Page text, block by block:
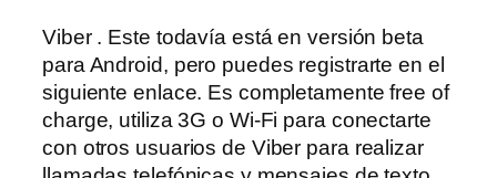
Viber . Este todavía está en versión beta
para Android, pero puedes registrarte en el
siguiente enlace. Es completamente free of
charge, utiliza 3G o Wi-Fi para conectarte
con otros usuarios de Viber para realizar